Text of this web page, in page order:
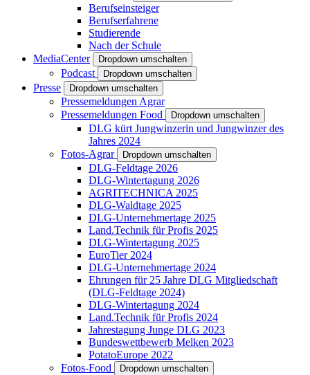
Berufseinsteiger
Berufserfahrene
Studierende
Nach der Schule
MediaCenter
Dropdown umschalten
Podcast Dropdown umschalten
Presse Dropdown umschalten
Pressemeldungen Agrar
Pressemeldungen Food
Dropdown umschalten
DLG kürt Jungwinzerin und Jungwinzer des
Jahres 2024
Fotos-Agrar
Dropdown umschalten
DLG-Feldtage 2026
DLG-Wintertagung 2026
AGRITECHNICA 2025
DLG-Waldtage 2025
DLG-Unternehmertage 2025
Land.Technik für Profis 2025
DLG-Wintertagung 2025
EuroTier 2024
DLG-Unternehmertage 2024
Ehrungen für 25 Jahre DLG Mitgliedschaft
(DLG-Feldtage 2024)
DLG-Wintertagung 2024
Land.Technik für Profis 2024
Jahrestagung Junge DLG 2023
Bundeswettbewerb Melken 2023
PotatoEurope 2022
Fotos-Food
Dropdown umschalten